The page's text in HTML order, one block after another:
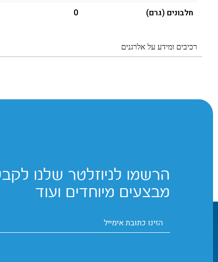
חלבונים (גרם)
0
רכיבים ומידע על אלרגנים
הרשמו לניוזלטר שלנו
מבצעים מיוחדים ועוד